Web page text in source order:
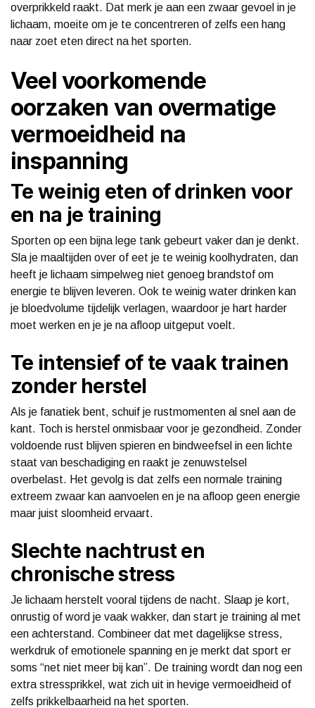
overprikkeld raakt. Dat merk je aan een zwaar gevoel in je
lichaam, moeite om je te concentreren of zelfs een hang
naar zoet eten direct na het sporten.
Veel voorkomende
oorzaken van overmatige
vermoeidheid na
inspanning
Te weinig eten of drinken voor
en na je training
Sporten op een bijna lege tank gebeurt vaker dan je denkt.
Sla je maaltijden over of eet je te weinig koolhydraten, dan
heeft je lichaam simpelweg niet genoeg brandstof om
energie te blijven leveren. Ook te weinig water drinken kan
je bloedvolume tijdelijk verlagen, waardoor je hart harder
moet werken en je je na afloop uitgeput voelt.
Te intensief of te vaak trainen
zonder herstel
Als je fanatiek bent, schuif je rustmomenten al snel aan de
kant. Toch is herstel onmisbaar voor je gezondheid. Zonder
voldoende rust blijven spieren en bindweefsel in een lichte
staat van beschadiging en raakt je zenuwstelsel
overbelast. Het gevolg is dat zelfs een normale training
extreem zwaar kan aanvoelen en je na afloop geen energie
maar juist sloomheid ervaart.
Slechte nachtrust en
chronische stress
Je lichaam herstelt vooral tijdens de nacht. Slaap je kort,
onrustig of word je vaak wakker, dan start je training al met
een achterstand. Combineer dat met dagelijkse stress,
werkdruk of emotionele spanning en je merkt dat sport er
soms “net niet meer bij kan”. De training wordt dan nog een
extra stressprikkel, wat zich uit in hevige vermoeidheid of
zelfs prikkelbaarheid na het sporten.